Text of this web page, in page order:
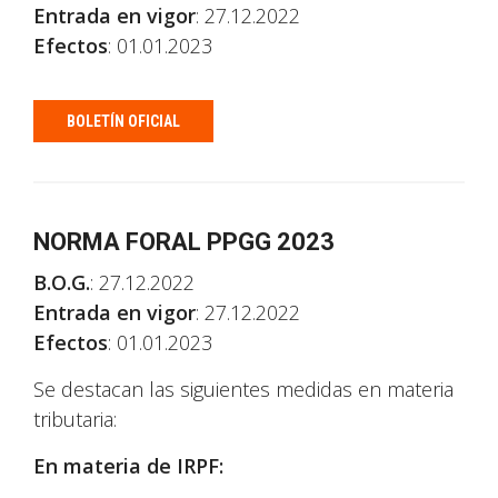
Entrada en vigor: 27.12.2022
Efectos: 01.01.2023
BOLETÍN OFICIAL
NORMA FORAL PPGG 2023
B.O.G.: 27.12.2022
Entrada en vigor: 27.12.2022
Efectos: 01.01.2023
Se destacan las siguientes medidas en materia
tributaria:
En materia de IRPF: